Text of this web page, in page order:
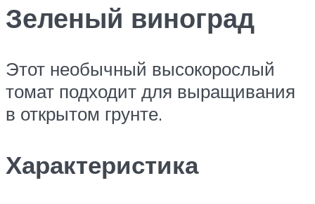
Зеленый виноград
Этот необычный высокорослый
томат подходит для выращивания
в открытом грунте.
Характеристика